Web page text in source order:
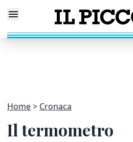
Home Cronaca
Il termometro